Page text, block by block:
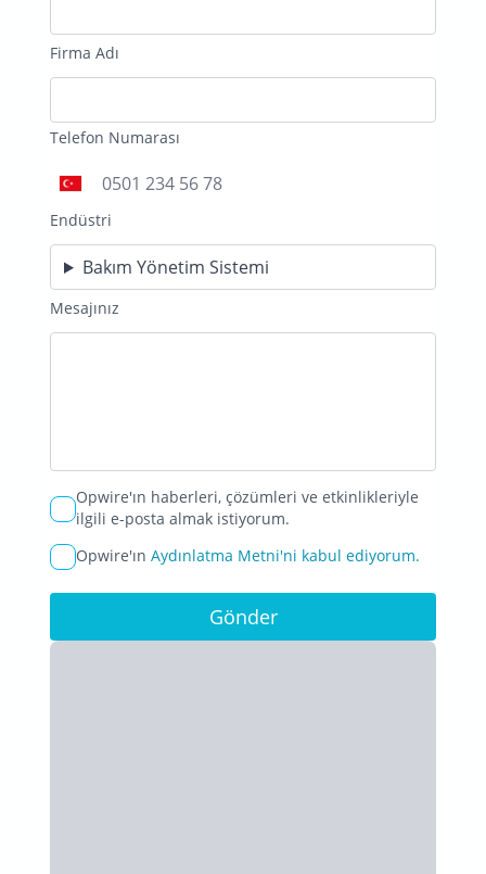
Firma Adı
Telefon Numarası
Türkiye
+90
Endüstri
Bakım Yönetim Sistemi
Mesajınız
Opwire'ın haberleri, çözümleri ve etkinlikleriyle
ilgili e-posta almak istiyorum.
Opwire'ın Aydınlatma Metni'ni kabul ediyorum.
Gönder